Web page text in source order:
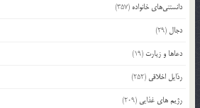
دانستنی‌های خانواده (357)
دجال (29)
دعاها و زیارت (19)
رذایل اخلاقی (252)
رژیم های غذایی (209)